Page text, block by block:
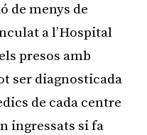
de menys de
a l’Hospital
presos amb
ser diagnosticada
de cada centre
ingressats si fa